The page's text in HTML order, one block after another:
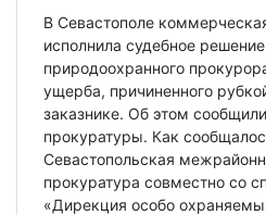
В Севастополе
исполнила судебное
природоохранного
ущерба, причиненного
заказнике. Об этом
прокуратуры. Как
Севастопольская
прокуратура совместно со
«Дирекция особо